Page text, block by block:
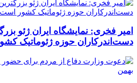
امیر فخری: نمایشگاه ایران ژئو
دست‌اندرکاران حوزه ژئوماتیک